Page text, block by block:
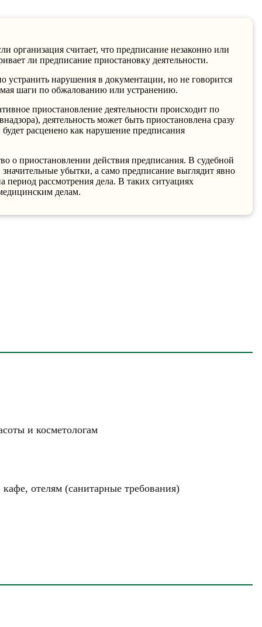
организация считает, что предписание незаконно или
ли предписание приостановку деятельности.
устранить нарушения в документации, но не говорится
шаги по обжалованию или устранению.
приостановление деятельности происходит по
деятельность может быть приостановлена сразу
расценено как нарушение предписания
о приостановлении действия предписания. В судебной
убытки, а само предписание выглядит явно
период рассмотрения дела. В таких ситуациях
делам.
и косметологам
кафе, отелям (санитарные требования)